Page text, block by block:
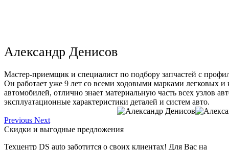
Александр Денисов
Мастер-приемщик и специалист по подбору запчастей с
Он работает уже 9 лет со всеми ходовыми марками легковых и
автомобилей, отлично знает материальную часть всех узлов
эксплуатационные характеристики деталей и систем авто.
Previous Next
Скидки и выгодные предложения
Техцентр DS auto заботится о своих клиентах! Для Вас на